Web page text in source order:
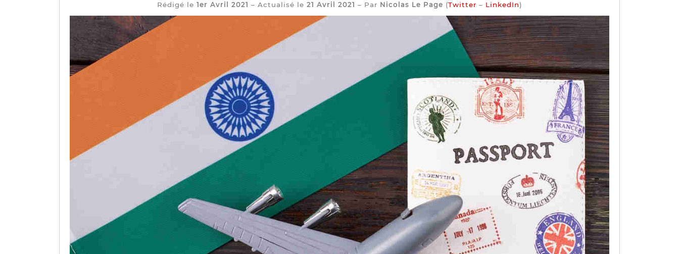
Rédigé le 1er Avril 2021 – Actualisé le 21 Avril 2021 – Par Nicolas Le Page (Twitter – LinkedIn)